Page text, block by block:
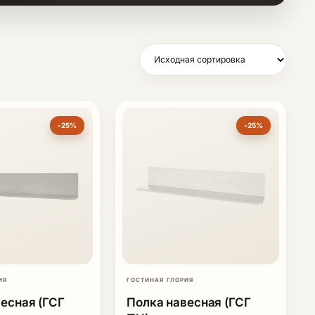
-25%
(ГСГ
-25%
ГОСТИНАЯ ГЛОРИЯ
Полка навесная (ГСГ